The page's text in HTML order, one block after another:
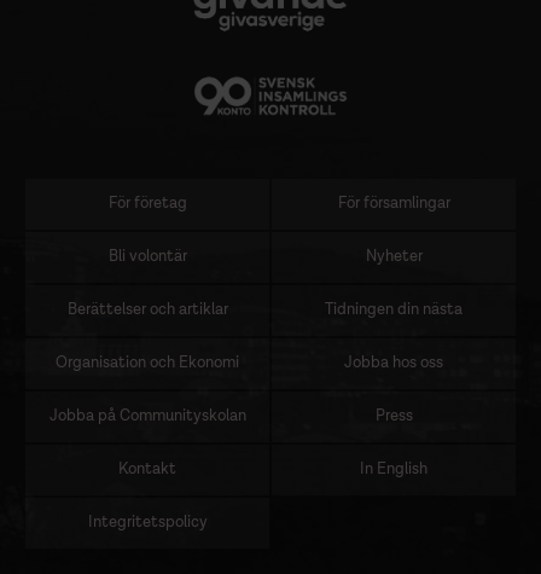
Sidomeny
För företag För församlingar
Bli volontär Nyheter
Berättelser och artiklar Tidningen din nästa
Organisation och Ekonomi Jobba hos oss
Jobba på Communityskolan Press
Kontakt In English
Integritetspolicy